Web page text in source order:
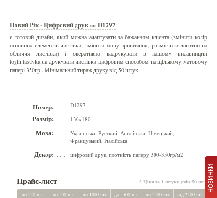
НОВИНКИ
Новий Рік - Цифровий друк «» D1297
є готовий дизайн, який можна адаптувати за бажанням клієнта (змінити колір
основних елементів листівки, змінити мову привітання, розмістити логотип на
обличчя листівки) і оперативно надрукувати в нашому видавництві
login.lastivka.ua друкувати листівки цифровим способом на щільному матовому
папері 350гр . Мінімальний тираж друку від 50 штук.
Номер: D1297
Розмір: 130x180
Мова:
Українська, Русский, Англійська, Німецький,
Французький, Італійська
Декор: цифровий друк, плотність паперу 300-350гр/м2
Прайс-лист
* Ціна за 1 штуку (min:50 шт.)
до 250 шт.
до 500 шт. до 1000 шт. до 1500 шт. до 2500 шт. від 2500 шт.